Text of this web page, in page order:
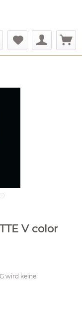
V color
wird keine